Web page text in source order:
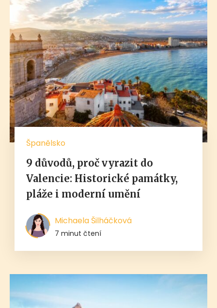
Španělsko
9 důvodů, proč vyrazit do
Valencie: Historické památky,
pláže i moderní umění
Michaela Šilháčková
7 minut čtení